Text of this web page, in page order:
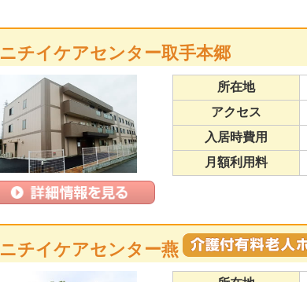
ニチイケアセンター取手本郷
所在地
アクセス
入居時費用
月額利用料
ニチイケアセンター燕